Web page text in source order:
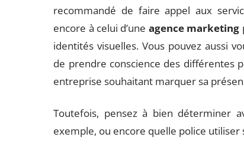
recommandé de faire appel aux
encore à celui d’une agence marketing
identités visuelles. Vous pouvez aussi
de prendre conscience des différentes
entreprise souhaitant marquer sa
Toutefois, pensez à bien déterminer
exemple, ou encore quelle police utiliser